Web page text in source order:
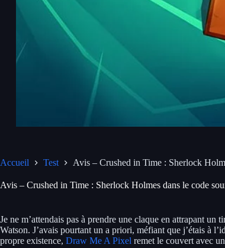
Accueil Test Avis – Crushed in Time : Sherlock
Avis – Crushed in Time : Sherlock Holmes dans le code
Je ne m’attendais pas à prendre une claque en attrapant un
Watson. J’avais pourtant un a priori, méfiant que j’étais à
propre existence, Draw Me A Pixel remet le couvert avec